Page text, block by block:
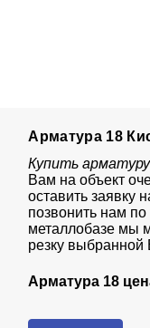
Арматура 18
Купить
Вам на объект
оставить заявку
позвонить нам
металлобазе мы
резку
Арматура 18